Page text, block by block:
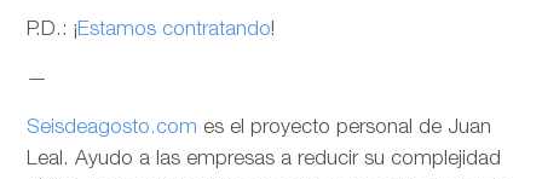
P.D.: ¡Estamos contratando!
—
Seisdeagosto.com es el proyecto personal de Juan
Leal. Ayudo a las empresas a reducir su complejidad